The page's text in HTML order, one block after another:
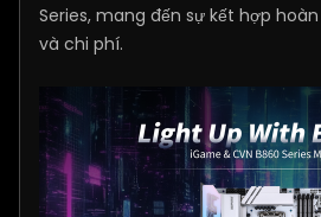
Series, mang đến sự kết hợp
và chi phí.